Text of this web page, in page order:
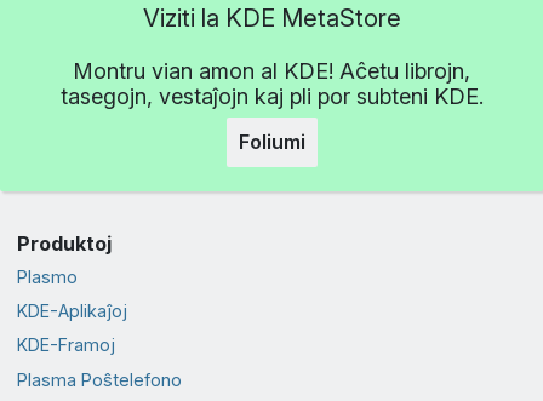
Viziti la KDE MetaStore
Montru vian amon al KDE! Aĉetu librojn,
tasegojn, vestaĵojn kaj pli por subteni KDE.
Foliumi
Produktoj
Plasmo
KDE-Aplikaĵoj
KDE-Framoj
Plasma Poŝtelefono